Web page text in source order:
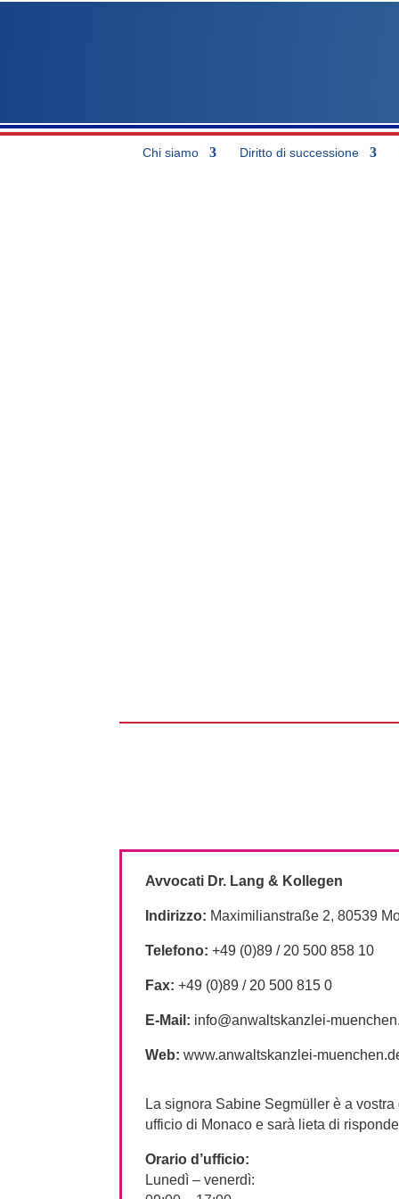
Chi siamo Diritto di successione
Avvocati Dr. Lang & Kollegen
Indirizzo: Maximilianstraße 2, 80539
Telefono: +49 (0)89 / 20 500 858 10
Fax: +49 (0)89 / 20 500 815 0
E-Mail: info@anwaltskanzlei-
Web: www.anwaltskanzlei-
La signora Sabine Segmüller è a
ufficio di Monaco e sarà lieta di
Orario d’ufficio:
Lunedì – venerdì: